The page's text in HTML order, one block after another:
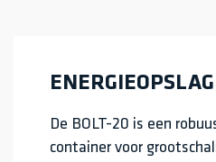
ENERGIEOPSLAG
De BOLT-20 is een
container voor